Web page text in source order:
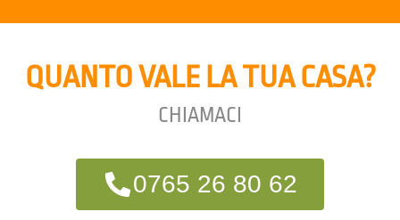
QUANTO VALE LA TUA CASA?
CHIAMACI
0765 26 80 62